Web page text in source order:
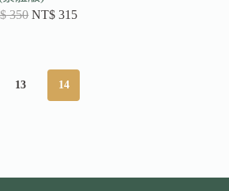
350 NT$ 315
13 14